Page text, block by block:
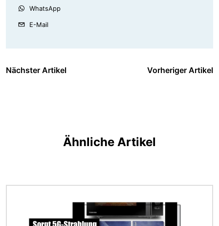
WhatsApp
E-Mail
Nächster Artikel Vorheriger Artikel
Ähnliche Artikel